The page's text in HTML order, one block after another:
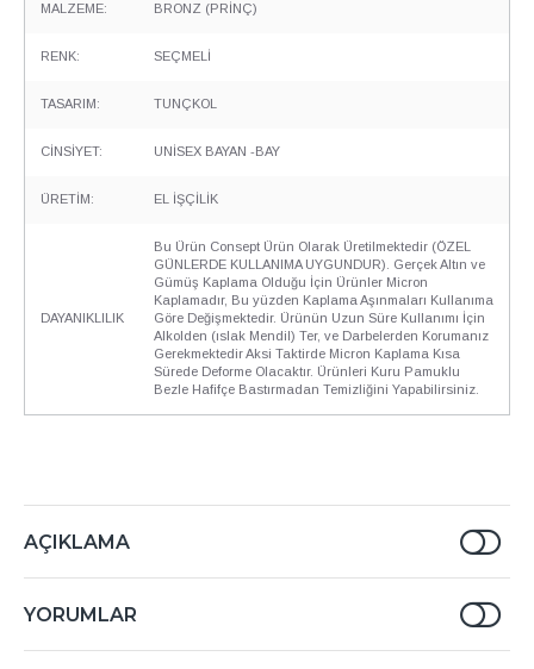
MALZEME: BRONZ (PRİNÇ)
RENK: SEÇMELİ
TASARIM: TUNÇKOL
CİNSİYET: UNİSEX BAYAN -BAY
ÜRETİM: EL İŞÇİLİK
DAYANIKLILIK
Bu Ürün Consept Ürün Olarak Üretilmektedir (ÖZEL
GÜNLERDE KULLANIMA UYGUNDUR). Gerçek Altın ve
Gümüş Kaplama Olduğu İçin Ürünler Micron
Kaplamadır, Bu yüzden Kaplama Aşınmaları Kullanıma
Göre Değişmektedir. Ürünün Uzun Süre Kullanımı İçin
Alkolden (ıslak Mendil) Ter, ve Darbelerden Korumanız
Gerekmektedir Aksi Taktirde Micron Kaplama Kısa
Sürede Deforme Olacaktır. Ürünleri Kuru Pamuklu
Bezle Hafifçe Bastırmadan Temizliğini Yapabilirsiniz.
AÇIKLAMA
YORUMLAR